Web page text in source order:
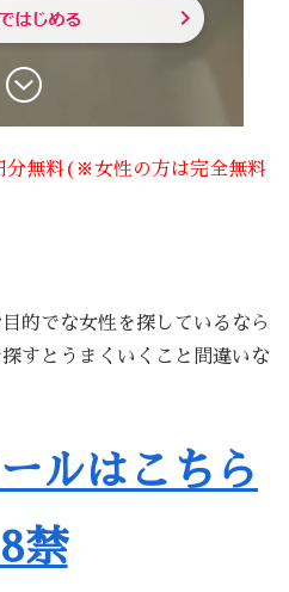
分無料(※女性の方は完全無料
的でな女性を探しているなら
すとうまくいくこと間違いな
ルはこちら
禁